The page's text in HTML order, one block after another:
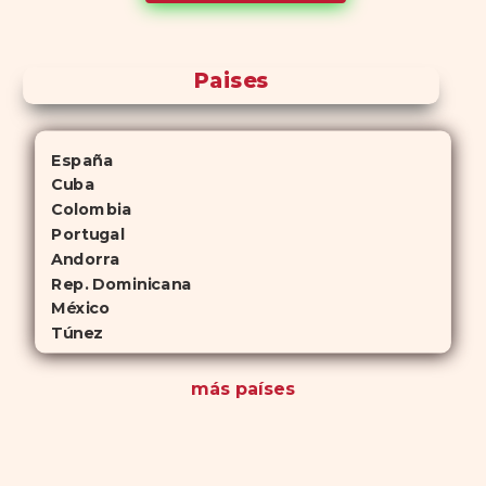
Paises
España
Cuba
Colombia
Portugal
Andorra
Rep. Dominicana
México
Túnez
más países